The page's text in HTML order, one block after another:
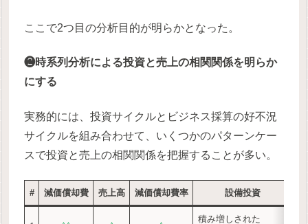
ここで2つ目の分析目的が明らかとなった。
❷時系列分析による投資と売上の相関関係を明らか
にする
実務的には、投資サイクルとビジネス採算の好不況
サイクルを組み合わせて、いくつかのパターンケー
スで投資と売上の相関関係を把握することが多い。
# 減価償却費 売上高 減価償却費率 設備投資
積み増しされた